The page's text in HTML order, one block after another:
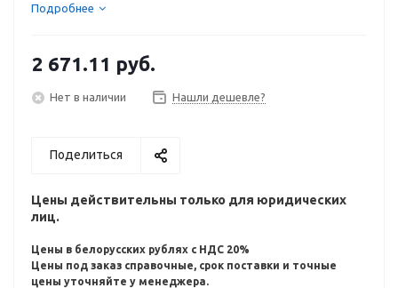
Core i5-1135G7; Графика: Intel Iris Xᵉ Graphics;
Bluetooth; Разъемы: 2 USB 2.0 (Type-A), 2 USB 3.1 Gen1
наушников (3,5 мм), HDMI, Ethernet RJ-45; Размер: 540 x
Подробнее
2 671.11 руб.
Нет в наличии Нашли дешевле?
Поделиться
Цены действительны только для юридических
лиц.
Цены в белорусских рублях с НДС 20%
Цены под заказ справочные, срок поставки и точные
цены уточняйте у менеджера.